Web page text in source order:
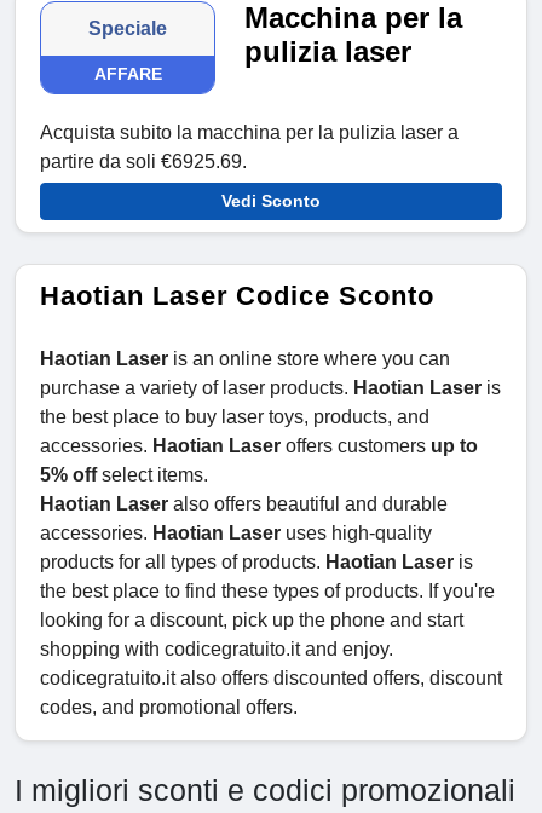
Speciale
AFFARE
Macchina per la
pulizia laser
Acquista subito la macchina per la pulizia laser a
partire da soli €6925.69.
Vedi Sconto
Haotian Laser Codice Sconto
Haotian Laser is an online store where you can
purchase a variety of laser products. Haotian Laser is
the best place to buy laser toys, products, and
accessories. Haotian Laser offers customers up to
5% offselect items.
Haotian Laser also offers beautiful and durable
accessories. Haotian Laser uses high-quality
products for all types of products. Haotian Laser is
the best place to find these types of products. If you're
looking for a discount, pick up the phone and start
shopping with codicegratuito.it and enjoy.
codicegratuito.it also offers discounted offers, discount
codes, and promotional offers.
I migliori sconti e codici promozionali